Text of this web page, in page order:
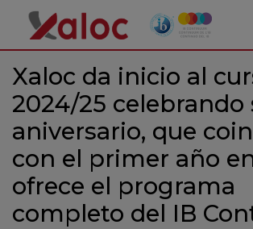
Xaloc da inicio al
2024/25 celebrando
aniversario, que
con el primer año
ofrece el programa
completo del IB